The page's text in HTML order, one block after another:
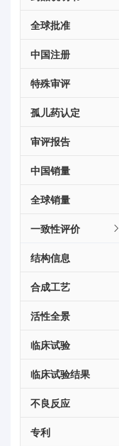
全球批准
中国注册
特殊审评
孤儿药认定
审评报告
中国销量
全球销量
一致性评价
结构信息
合成工艺
活性全景
临床试验
临床试验结果
不良反应
专利